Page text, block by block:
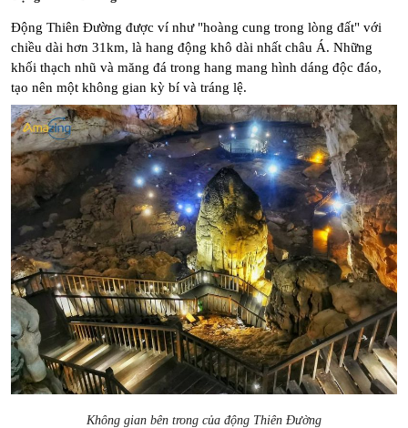
Động Thiên Đường được ví như "hoàng cung trong lòng đất" với
chiều dài hơn 31km, là hang động khô dài nhất châu Á. Những
khối thạch nhũ và măng đá trong hang mang hình dáng độc đáo,
tạo nên một không gian kỳ bí và tráng lệ.
Không gian bên trong của động Thiên Đường